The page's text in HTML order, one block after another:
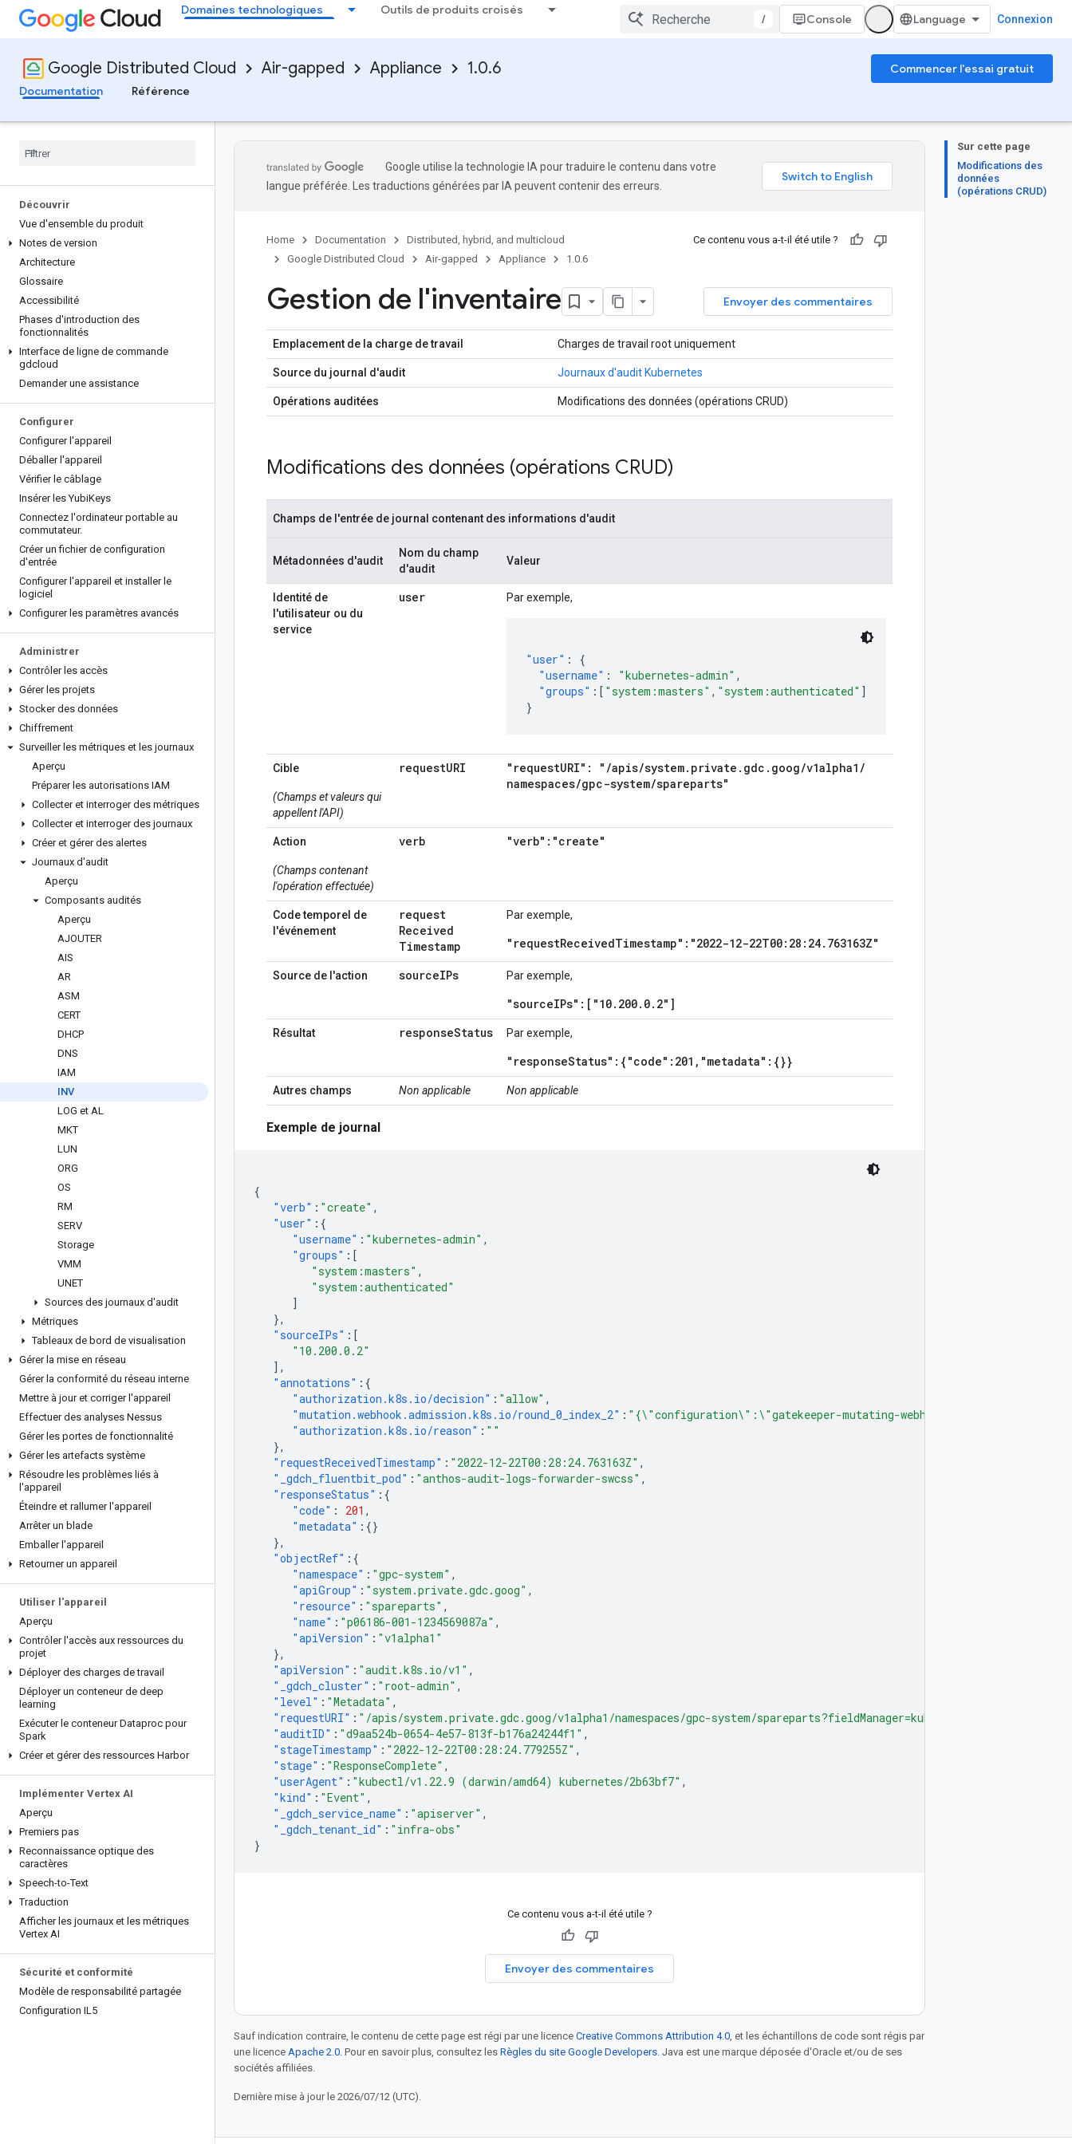
Domaines technologiques Outils de produits croisés
/ Console Connexion
Google Distributed Cloud Air-gapped Appliance 1.0.6
Commencer l'essai gratuit
Documentation
Référence
Découvrir
Vue d'ensemble du produit
Notes de version
Architecture
Glossaire
Accessibilité
Phases d'introduction des
fonctionnalités
Interface de ligne de commande
gdcloud
Demander une assistance
Configurer
Configurer l'appareil
Déballer l'appareil
Vérifier le câblage
Insérer les YubiKeys
Connectez l'ordinateur portable au
commutateur.
Créer un fichier de configuration
d'entrée
Configurer l'appareil et installer le
logiciel
Configurer les paramètres avancés
Administrer
Contrôler les accès
Gérer les projets
Stocker des données
Chiffrement
Surveiller les métriques et les journaux
Aperçu
Préparer les autorisations IAM
Collecter et interroger des métriques
Collecter et interroger des journaux
Créer et gérer des alertes
Journaux d'audit
Aperçu
Composants audités
Aperçu
AJOUTER
AIS
AR
ASM
CERT
DHCP
DNS
IAM
INV
LOG et AL
MKT
LUN
ORG
OS
RM
SERV
Storage
VMM
UNET
Sources des journaux d'audit
Métriques
Tableaux de bord de visualisation
Gérer la mise en réseau
Gérer la conformité du réseau interne
Mettre à jour et corriger l'appareil
Effectuer des analyses Nessus
Gérer les portes de fonctionnalité
Gérer les artefacts système
Résoudre les problèmes liés à
l'appareil
Éteindre et rallumer l'appareil
Arrêter un blade
Emballer l'appareil
Retourner un appareil
Utiliser l'appareil
Aperçu
Contrôler l'accès aux ressources du
projet
Déployer des charges de travail
Déployer un conteneur de deep
learning
Exécuter le conteneur Dataproc pour
Spark
Créer et gérer des ressources Harbor
Implémenter Vertex AI
Aperçu
Premiers pas
Reconnaissance optique des
caractères
Speech-to-Text
Traduction
Afficher les journaux et les métriques
Vertex AI
Sécurité et conformité
Modèle de responsabilité partagée
Configuration IL5
Sur cette page
Modifications des
données
(opérations CRUD)
Google utilise la technologie IA pour traduire le contenu dans votre
langue préférée. Les traductions générées par IA peuvent contenir des erreurs.
Home Documentation
Distributed, hybrid, and multicloud
Google Distributed Cloud
Air-gapped Appliance 1.0.6
Ce contenu vous a-t-il été utile ?
Envoyer des commentaires
Gestion de l'inventaire
Emplacement de la charge de travail Charges de travail root uniquement
Source du journal d'audit Journaux d'audit Kubernetes
Opérations auditées Modifications des données (opérations CRUD)
Modifications des données (opérations CRUD)
Champs de l'entrée de journal contenant des informations d'audit
Métadonnées d'audit
Nom du champ
d'audit
Valeur
Identité de
l'utilisateur ou du
service
user Par exemple,
"user" :
{
"username" : "kubernetes-admin" ,
"groups" :[ "system:masters" , "system:authenticated" ]
}
Cible
(Champs et valeurs qui
appellent l'API)
requestURI "requestURI": " /apis/system. private . gdc . goog/v1alpha1 /
namespaces/gpc-system/spareparts"
Action
(Champs contenant
l'opération effectuée)
verb "verb":"create"
Code temporel de
l'événement
request
Received
Timestamp
Par exemple,
"requestReceivedTimestamp":"2022-12-22T00:28:24.763163Z"
Source de l'action sourceIPs Par exemple,
"sourceIPs":["10.200.0.2"]
Résultat responseStatus Par exemple,
"responseStatus":{"code":201,"metadata":{}}
Autres champs Non applicable Non applicable
Exemple de journal
{
"verb" : "create" ,
"user" :{
"username" : "kubernetes-admin" ,
"groups" :[
"system:masters" ,
"system:authenticated"
]
},
"sourceIPs" :[
"10.200.0.2"
],
"annotations" :{
"authorization.k8s.io/decision" : "allow" ,
"mutation.webhook.admission.k8s.io/round_0_index_2" : "{\"configuration\":\"gatekeeper-mutating-webhook-
"authorization.k8s.io/reason" : ""
},
"requestReceivedTimestamp" : "2022-12-22T00:28:24.763163Z" ,
"_gdch_fluentbit_pod" : "anthos-audit-logs-forwarder-swcss" ,
"responseStatus" :{
"code" : 201 ,
"metadata" :{}
},
"objectRef" :{
"namespace" : "gpc-system" ,
"apiGroup" : "system.private.gdc.goog" ,
"resource" : "spareparts" ,
"name" : "p06186-001-1234569087a" ,
"apiVersion" : "v1alpha1"
},
"apiVersion" : "audit.k8s.io/v1" ,
"_gdch_cluster" : "root-admin" ,
"level" : "Metadata" ,
"requestURI" : "/apis/system.private.gdc.goog/v1alpha1/namespaces/gpc-system/spareparts?fieldManager=kubectl-client-side-
"auditID" : "d9aa524b-0654-4e57-813f-b176a24244f1" ,
"stageTimestamp" : "2022-12-22T00:28:24.779255Z" ,
"stage" : "ResponseComplete" ,
"userAgent" : "kubectl/v1.22.9 (darwin/amd64) kubernetes/2b63bf7" ,
"kind" : "Event" ,
"_gdch_service_name" : "apiserver" ,
"_gdch_tenant_id" : "infra-obs"
}
Ce contenu vous a-t-il été utile ?
Envoyer des commentaires
Sauf indication contraire, le contenu de cette page est régi par une licence Creative Commons Attribution 4.0, et les échantillons de code sont régis par
une licence Apache 2.0. Pour en savoir plus, consultez les Règles du site Google Developers. Java est une marque déposée d'Oracle et/ou de ses
sociétés affiliées.
Dernière mise à jour le 2026/07/12 (UTC).